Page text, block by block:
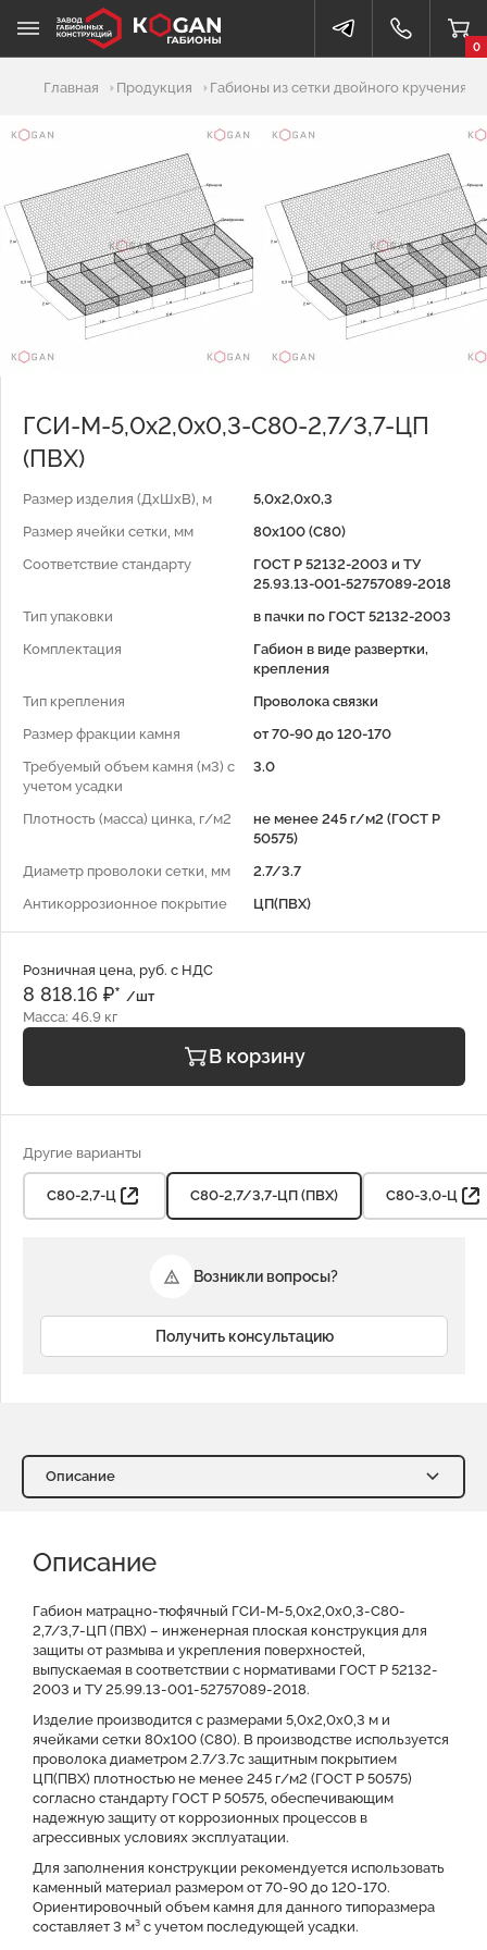
0
Добавлено в корзину
Главная Продукция Габионы из сетки двойного кручения
ГСИ-М-5,0х2,0х0,3-С80-2,7/3,7-ЦП
(ПВХ)
Размер изделия (ДхШхВ), м
5,0х2,0х0,3
Размер ячейки сетки, мм
80x100 (C80)
Соответствие стандарту
ГОСТ Р 52132-2003 и ТУ
25.93.13-001-52757089-2018
Тип упаковки
в пачки по ГОСТ 52132-2003
Комплектация
Габион в виде развертки,
крепления
Тип крепления
Проволока связки
Размер фракции камня
от 70-90 до 120-170
Требуемый объем камня (м3) с
учетом усадки
3.0
Плотность (масса) цинка, г/м2
не менее 245 г/м2 (ГОСТ Р
50575)
Диаметр проволоки сетки, мм
2.7/3.7
Антикоррозионное покрытие
ЦП(ПВХ)
Розничная цена, руб. с НДС
8 818.16 ₽* /шт
Масса: 46.9 кг
В корзину
Другие варианты
С80-2,7-Ц С80-2,7/3,7-ЦП (ПВХ) С80-3,0-Ц
Возникли вопросы?
Получить консультацию
Описание
Доставка и оплата
Преимущества Оставить заявку на КП
Файлы для скачивания
Описание
Габион матрацно-тюфячный ГСИ-М-5,0х2,0х0,3-С80-
2,7/3,7-ЦП (ПВХ) – инженерная плоская конструкция для
защиты от размыва и укрепления поверхностей,
выпускаемая в соответствии с нормативами ГОСТ Р 52132-
2003 и ТУ 25.99.13-001-52757089-2018.
Изделие производится с размерами 5,0х2,0х0,3 м и
ячейками сетки 80x100 (C80). В производстве используется
проволока диаметром 2.7/3.7с защитным покрытием
ЦП(ПВХ) плотностью не менее 245 г/м2 (ГОСТ Р 50575)
согласно стандарту ГОСТ Р 50575, обеспечивающим
надежную защиту от коррозионных процессов в
агрессивных условиях эксплуатации.
Для заполнения конструкции рекомендуется использовать
каменный материал размером от 70-90 до 120-170.
Ориентировочный объем камня для данного типоразмера
составляет 3 м³ с учетом последующей усадки.